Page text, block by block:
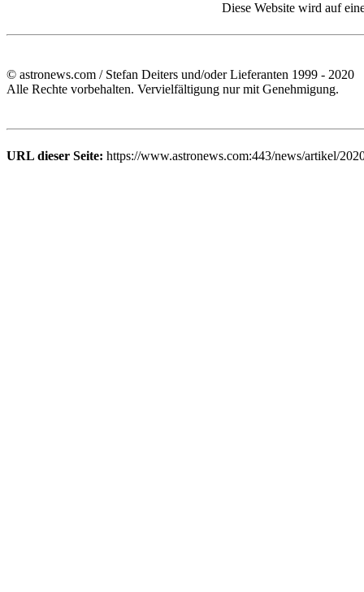
Diese Website wird auf
© astronews.com / Stefan Deiters und/oder Lieferanten 1999 - 2020
Alle Rechte vorbehalten. Vervielfältigung nur mit Genehmigung.
URL dieser Seite: https://www.astronews.com:443/news/artikel/